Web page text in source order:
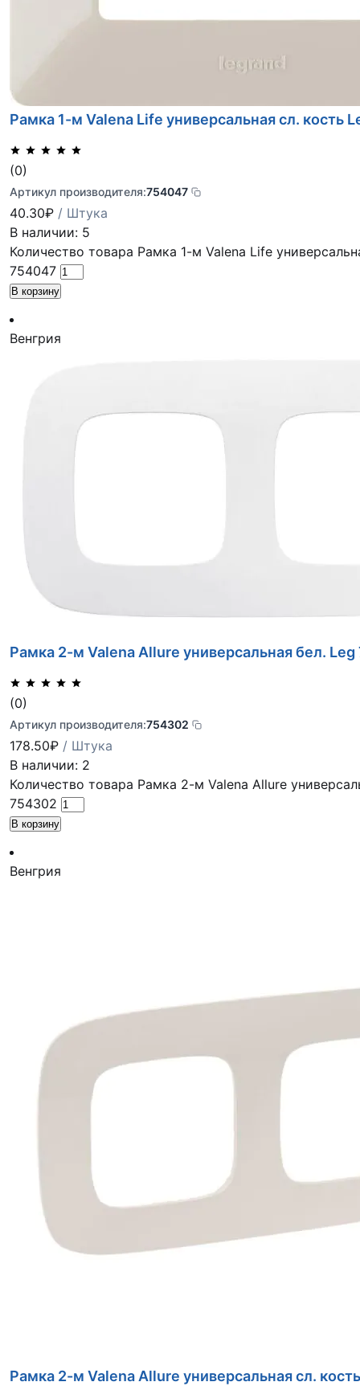
Рамка 1-м Valena Life универсальная сл. кость
(0)
Артикул производителя:754047
40.30₽ / Штука
В наличии: 5
Количество товара Рамка 1-м Valena Life
754047
В корзину
Венгрия
Рамка 2-м Valena Allure универсальная бел.
(0)
Артикул производителя:754302
178.50₽ / Штука
В наличии: 2
Количество товара Рамка 2-м Valena Allure
754302
В корзину
Венгрия
Рамка 2-м Valena Allure универсальная сл.